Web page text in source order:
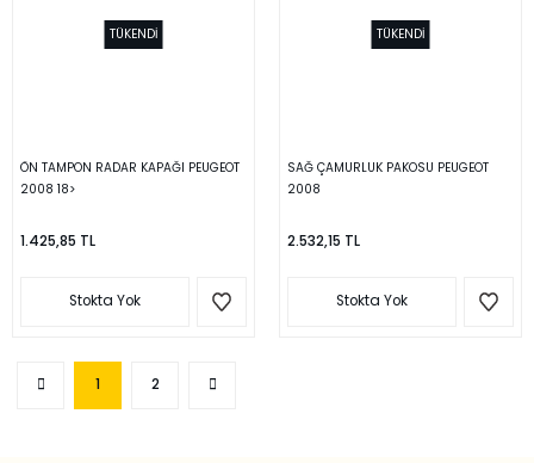
TÜKENDİ
ÖN TAMPON RADAR KAPAĞI PEUGEOT
2008 18>
1.425,85 TL
Stokta Yok
TÜKENDİ
SAĞ ÇAMURLUK PAKOSU PEUGEOT
2008
2.532,15 TL
Stokta Yok
1 2